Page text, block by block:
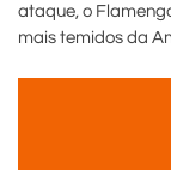
ataque, o
mais temidos da